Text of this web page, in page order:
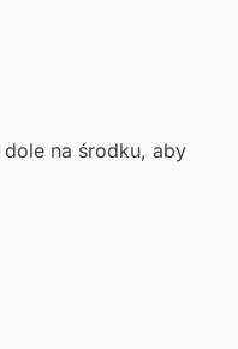
dole na środku, aby